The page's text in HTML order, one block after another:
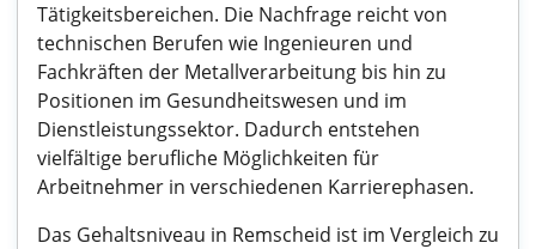
Tätigkeitsbereichen. Die Nachfrage reicht von
technischen Berufen wie Ingenieuren und
Fachkräften der Metallverarbeitung bis hin zu
Positionen im Gesundheitswesen und im
Dienstleistungssektor. Dadurch entstehen
vielfältige berufliche Möglichkeiten für
Arbeitnehmer in verschiedenen Karrierephasen.
Das Gehaltsniveau in Remscheid ist im Vergleich zu